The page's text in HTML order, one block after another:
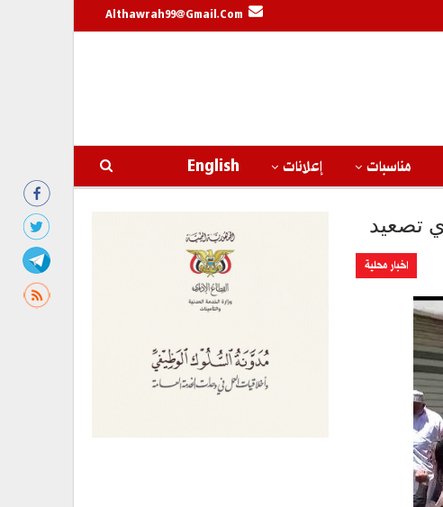
Althawrah99@gmail.com
مناسبات إعلانات English
تصعيد
اخبار محلية